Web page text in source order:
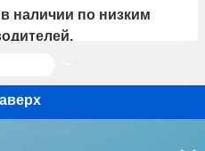
наличии по низким
сантехники,
счетчики воды,